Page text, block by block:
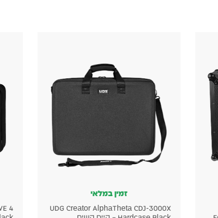
זמין במלאי
UDG Creator Denon DJ SC LIVE 4
DJ